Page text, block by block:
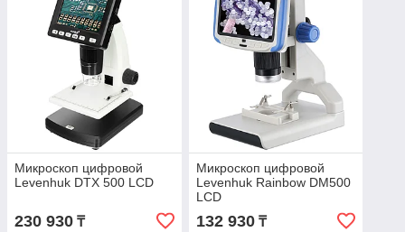
Микроскоп цифровой
Levenhuk DTX 500 LCD
230 930 ₸
Микроскоп цифровой
Levenhuk Rainbow DM500
LCD
132 930₸